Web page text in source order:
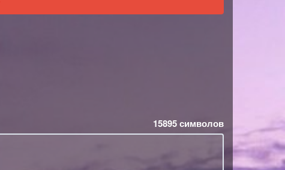
15895символов